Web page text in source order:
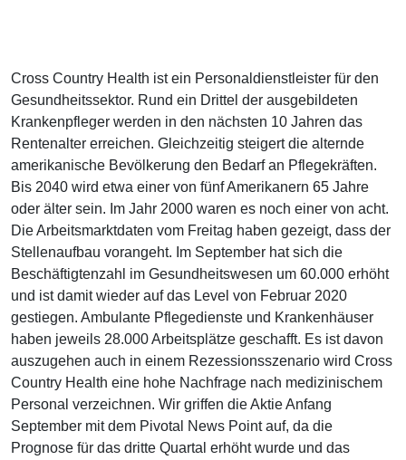
Cross Country Health ist ein Personaldienstleister für den
Gesundheitssektor. Rund ein Drittel der ausgebildeten
Krankenpfleger werden in den nächsten 10 Jahren das
Rentenalter erreichen. Gleichzeitig steigert die alternde
amerikanische Bevölkerung den Bedarf an Pflegekräften.
Bis 2040 wird etwa einer von fünf Amerikanern 65 Jahre
oder älter sein. Im Jahr 2000 waren es noch einer von acht.
Die Arbeitsmarktdaten vom Freitag haben gezeigt, dass der
Stellenaufbau vorangeht. Im September hat sich die
Beschäftigtenzahl im Gesundheitswesen um 60.000 erhöht
und ist damit wieder auf das Level von Februar 2020
gestiegen. Ambulante Pflegedienste und Krankenhäuser
haben jeweils 28.000 Arbeitsplätze geschafft. Es ist davon
auszugehen auch in einem Rezessionsszenario wird Cross
Country Health eine hohe Nachfrage nach medizinischem
Personal verzeichnen. Wir griffen die Aktie Anfang
September mit dem Pivotal News Point auf, da die
Prognose für das dritte Quartal erhöht wurde und das